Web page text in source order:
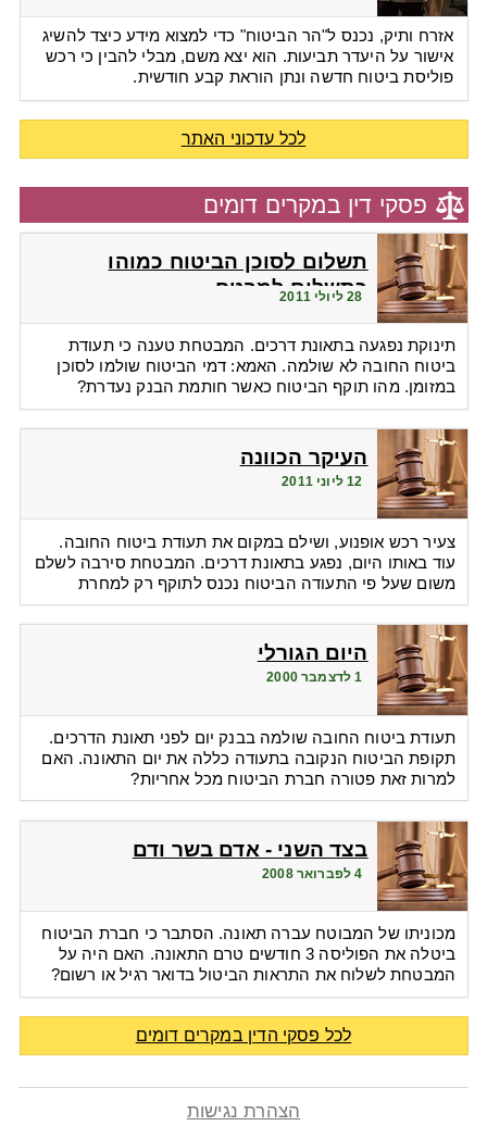
אזרח ותיק, נכנס ל"הר הביטוח" כדי למצוא מידע כיצד להשיג
אישור על היעדר תביעות. הוא יצא משם, מבלי להבין כי רכש
פוליסת ביטוח חדשה ונתן הוראת קבע חודשית.
לכל עדכוני האתר
פסקי דין במקרים דומים
תשלום לסוכן הביטוח כמוהו
כתשלום למבטח
28 ליולי 2011
תינוקת נפגעה בתאונת דרכים. המבטחת טענה כי תעודת
ביטוח החובה לא שולמה. האמא: דמי הביטוח שולמו לסוכן
במזומן. מהו תוקף הביטוח כאשר חותמת הבנק נעדרת?
העיקר הכוונה
12 ליוני 2011
צעיר רכש אופנוע, ושילם במקום את תעודת ביטוח החובה.
עוד באותו היום, נפגע בתאונת דרכים. המבטחת סירבה לשלם
משום שעל פי התעודה הביטוח נכנס לתוקף רק למחרת
היום הגורלי
1 לדצמבר 2000
תעודת ביטוח החובה שולמה בבנק יום לפני תאונת הדרכים.
תקופת הביטוח הנקובה בתעודה כללה את יום התאונה. האם
למרות זאת פטורה חברת הביטוח מכל אחריות?
בצד השני - אדם בשר ודם
4 לפברואר 2008
מכוניתו של המבוטח עברה תאונה. הסתבר כי חברת הביטוח
ביטלה את הפוליסה 3 חודשים טרם התאונה. האם היה על
המבטחת לשלוח את התראות הביטול בדואר רגיל או רשום?
לכל פסקי הדין במקרים דומים
הצהרת נגישות